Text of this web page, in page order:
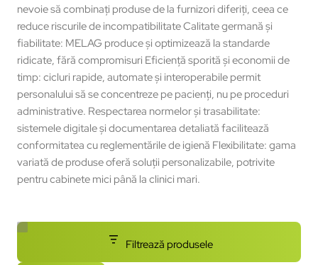
nevoie să combinați produse de la furnizori diferiți, ceea ce
reduce riscurile de incompatibilitate Calitate germană și
fiabilitate: MELAG produce și optimizează la standarde
ridicate, fără compromisuri Eficiență sporită și economii de
timp: cicluri rapide, automate și interoperabile permit
personalului să se concentreze pe pacienți, nu pe proceduri
administrative. Respectarea normelor și trasabilitate:
sistemele digitale și documentarea detaliată facilitează
conformitatea cu reglementările de igienă Flexibilitate: gama
variată de produse oferă soluții personalizabile, potrivite
pentru cabinete mici până la clinici mari.
Filtrează produsele